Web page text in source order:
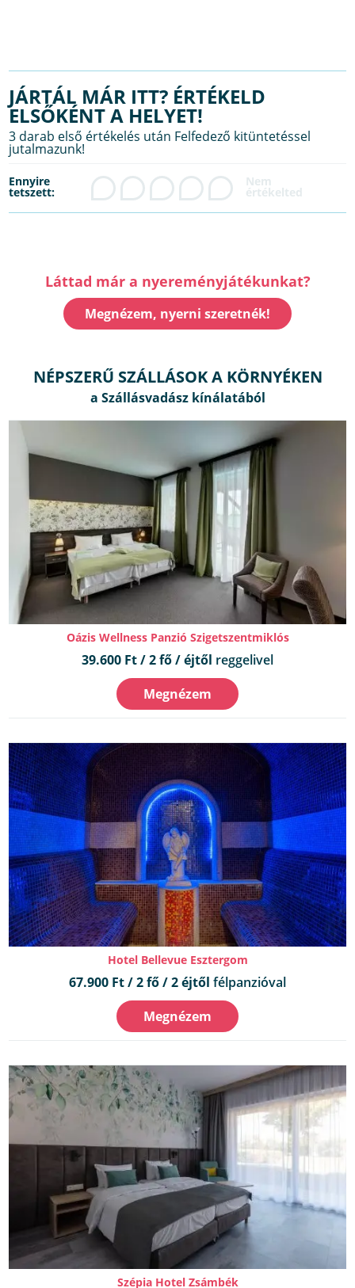
JÁRTÁL MÁR ITT? ÉRTÉKELD
ELSŐKÉNT A HELYET!
3 darab első értékelés után Felfedező kitüntetéssel
jutalmazunk!
Ennyire
tetszett:
Láttad már a nyereményjátékunkat?
Megnézem, nyerni szeretnék!
NÉPSZERŰ SZÁLLÁSOK A KÖRNYÉKEN
Oázis Wellness Panzió Szigetszentmiklós
39.600 Ft / 2 fő / éjtől reggelivel
Megnézem
Hotel Bellevue Esztergom
67.900 Ft / 2 fő / 2 éjtől félpanzióval
Megnézem
Szépia Hotel Zsámbék